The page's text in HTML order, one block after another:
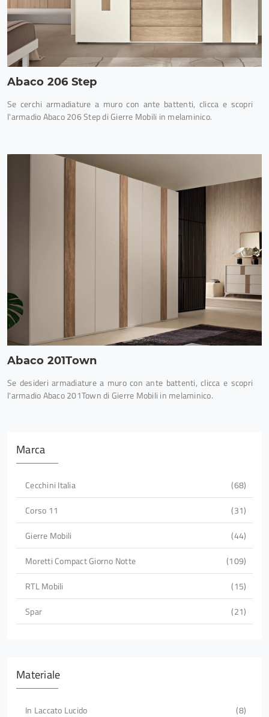
Marca
Cecchini Italia
68
Corso 11
31
Gierre Mobili
44
Moretti Compact Giorno Notte
109
RTL Mobili
15
Spar
21
Materiale
In Laccato Lucido
8
Abaco 206 Step
Se cerchi armadiature a muro con ante battenti, clicca e scopri
l'armadio Abaco 206 Step di Gierre Mobili in melaminico.
Abaco 201Town
Se desideri armadiature a muro con ante battenti, clicca e scopri
l'armadio Abaco 201Town di Gierre Mobili in melaminico.